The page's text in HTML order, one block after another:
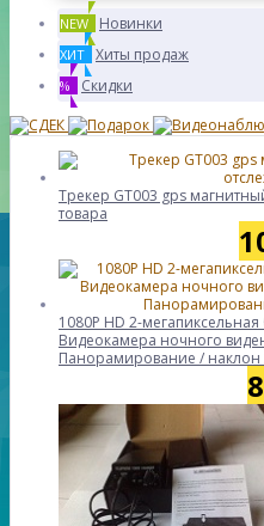
NEW Новинки
ХИТ Хиты продаж
% Скидки
Трекер GT003 gps
товара
1080P HD 2-
Видеокамера ночного
Панорамирование / наклон